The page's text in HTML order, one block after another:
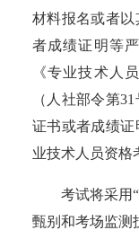
材料报名或者
者成绩证明等
《专业技术人
（人社部令第
证书或者成绩
业技术人员资格
考试将采用
甄别和考场监测